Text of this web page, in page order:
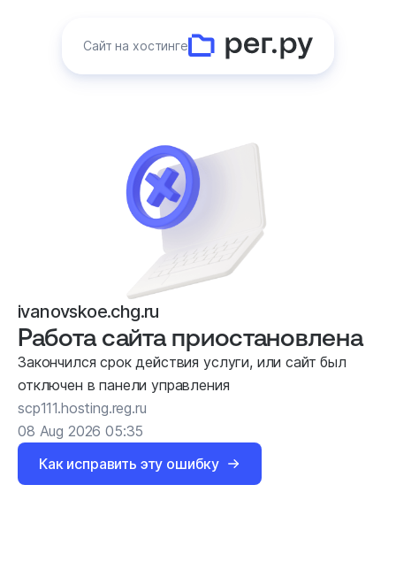
Сайт на хостинге
ivanovskoe.chg.ru
Работа сайта приостановлена
Закончился срок действия услуги, или сайт был
отключен в панели управления
scp111.hosting.reg.ru
08 Aug 2026 05:35
Как исправить эту ошибку